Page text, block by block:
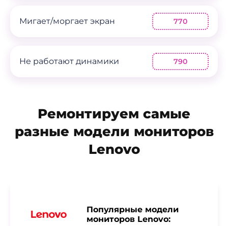
Мигает/моргает экран 770
Не работают динамики 790
Ремонтируем самые
разные модели мониторов
Lenovo
Популярные модели
мониторов Lenovo: